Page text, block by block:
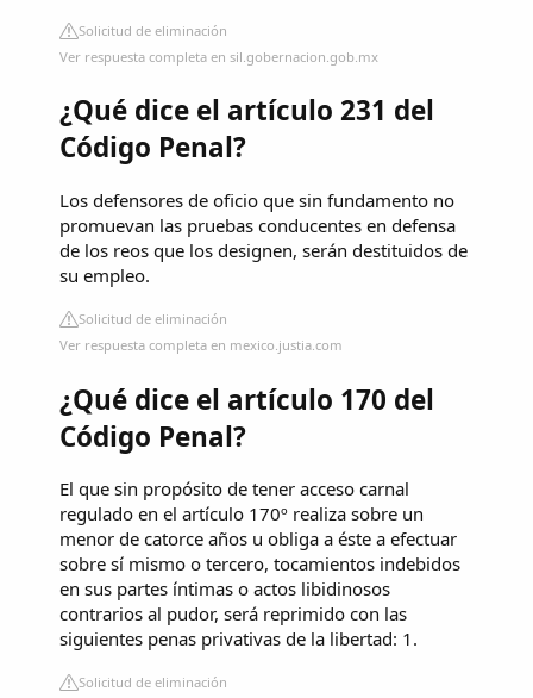
Solicitud de eliminación
Ver respuesta completa en sil.gobernacion.gob.mx
¿Qué dice el artículo 231 del
Código Penal?
Los defensores de oficio que sin fundamento no
promuevan las pruebas conducentes en defensa
de los reos que los designen, serán destituidos de
su empleo.
Solicitud de eliminación
Ver respuesta completa en mexico.justia.com
¿Qué dice el artículo 170 del
Código Penal?
El que sin propósito de tener acceso carnal
regulado en el artículo 170º realiza sobre un
menor de catorce años u obliga a éste a efectuar
sobre sí mismo o tercero, tocamientos indebidos
en sus partes íntimas o actos libidinosos
contrarios al pudor, será reprimido con las
siguientes penas privativas de la libertad: 1.
Solicitud de eliminación